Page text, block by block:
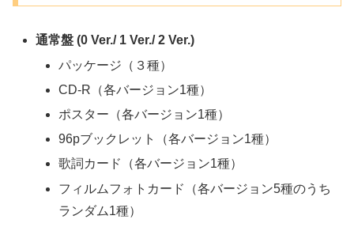
通常盤 (0 Ver./ 1 Ver./ 2 Ver.)
パッケージ（３種）
CD-R（各バージョン1種）
ポスター（各バージョン1種）
96pブックレット（各バージョン1種）
歌詞カード（各バージョン1種）
フィルムフォトカード（各バージョン5種のうち
ランダム1種）